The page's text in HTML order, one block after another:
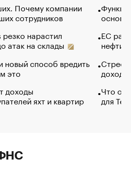
Почему компании
сотрудников
нарастил
атак на склады
новый способ вредить
это
доходы
яхт и квартир
основ
ЕС
нефти
Что
для